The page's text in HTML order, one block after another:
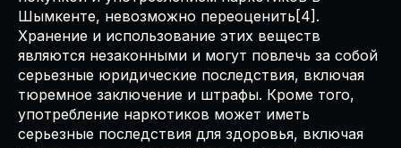
Шымкенте, невозможно переоценить[4].
Хранение и использование этих веществ
являются незаконными и могут повлечь за собой
серьезные юридические последствия, включая
тюремное заключение и штрафы. Кроме того,
употребление наркотиков может иметь
серьезные последствия для здоровья, включая